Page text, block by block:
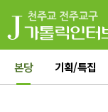
본당 기획/특집